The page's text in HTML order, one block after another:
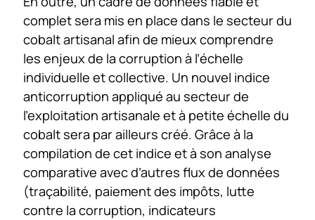
complet sera mis en place dans le secteur du
cobalt artisanal afin de mieux comprendre
les enjeux de la corruption à l’échelle
individuelle et collective. Un nouvel indice
anticorruption appliqué au secteur de
l’exploitation artisanale et à petite échelle du
cobalt sera par ailleurs créé. Grâce à la
compilation de cet indice et à son analyse
comparative avec d’autres flux de données
(traçabilité, paiement des impôts, lutte
contre la corruption, indicateurs